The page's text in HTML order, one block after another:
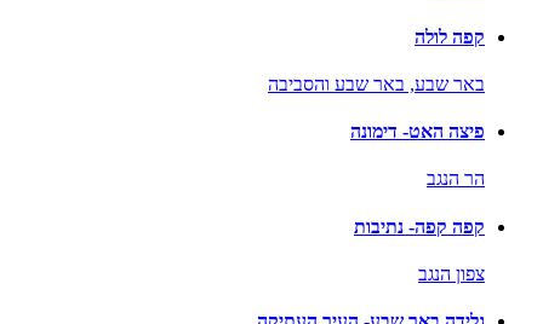
קפה לולה
באר שבע, באר שבע והסביבה
פיצה האט- דימונה
הר הנגב
קפה קפה- נתיבות
צפון הנגב